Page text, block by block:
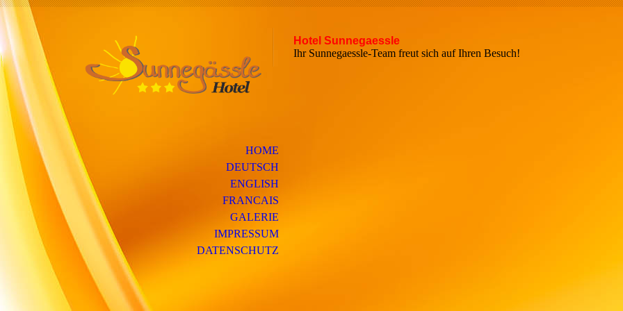
Hotel Sunnegaessle
Ihr Sunnegaessle-Team freut sich auf Ihren
HOME
DEUTSCH
ENGLISH
FRANCAIS
GALERIE
IMPRESSUM
DATENSCHUTZ